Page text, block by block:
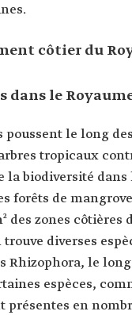
côtier du
dans le
poussent le long
tropicaux
la biodiversité dans
forêts de
des zones côtières
diverses
Rhizophora, le
espèces,
présentes en